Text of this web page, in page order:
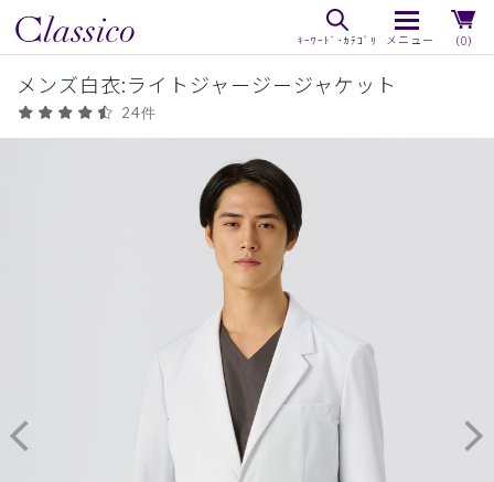
（0）
メンズ白衣:ライトジャージージャケット
24件